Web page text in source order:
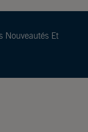
Nouveautés Et